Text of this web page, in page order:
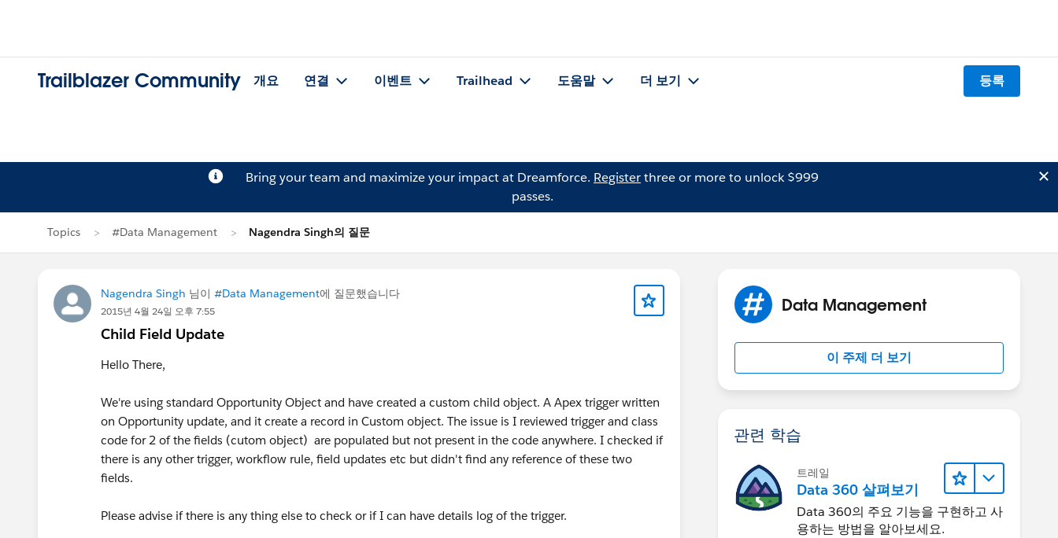
Trailblazer Community 개요 연결 이벤트 Trailhead 도움말 더 보기 등록
Bring your team and maximize your impact at Dreamforce. Registerthree or more to unlock $999
passes.
Topics #Data Management Nagendra Singh의 질문
Nagendra Singh 님이 #Data Management에 질문했습니다
2015년 4월 24일 오후 7:55
Child Field Update
Hello There,
We're using standard Opportunity Object and have created a custom child object. A Apex trigger written
on Opportunity update, and it create a record in Custom object. The issue is I reviewed trigger and class
code for 2 of the fields (cutom object) are populated but not present in the code anywhere. I checked if
there is any other trigger, workflow rule, field updates etc but didn't find any reference of these two
fields.
Please advise if there is any thing else to check or if I can have details log of the trigger.
Data Management
이 주제 더 보기
관련 학습
트레일
Data 360 살펴보기
Data 360의 주요 기능을 구현하고 사
용하는 방법을 알아보세요.